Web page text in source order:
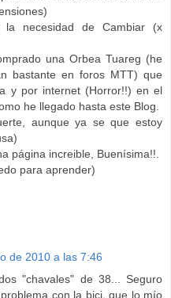
necesidad de Cambiar (x
una Orbea Tuareg (he
bastante en foros MTT) que
y por internet (Horror!!) en el
he llegado hasta este Blog.
aunque ya se que estoy
página increible, Buenísima!!.
para aprender)
de 2010 a las 7:46
"chavales" de 38... Seguro
con la bici, que lo mío